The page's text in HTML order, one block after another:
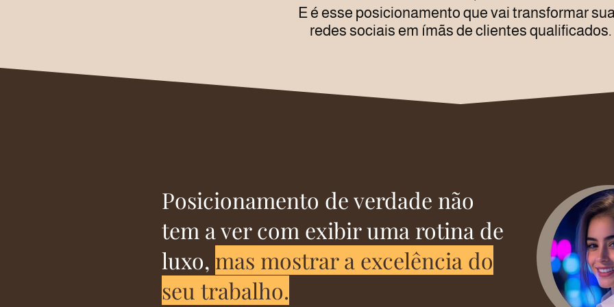
E é esse posicionamento que vai transformar
redes sociais em ímãs de clientes qualificados.
Posicionamento de verdade não
tem a ver com exibir uma rotina de
luxo, mas mostrar a excelência do
seu trabalho.